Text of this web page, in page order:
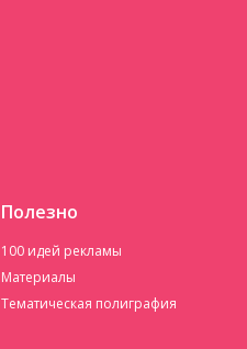
Полезно
100 идей рекламы
Материалы
Тематическая полиграфия